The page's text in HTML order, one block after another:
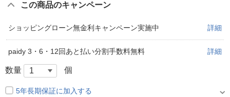
この商品のキャンペーン
ショッピングローン無金利キャンペーン実施中 詳細
paidy 3・6・12回あと払い分割手数料無料 詳細
数量 個
5年長期保証に加入する